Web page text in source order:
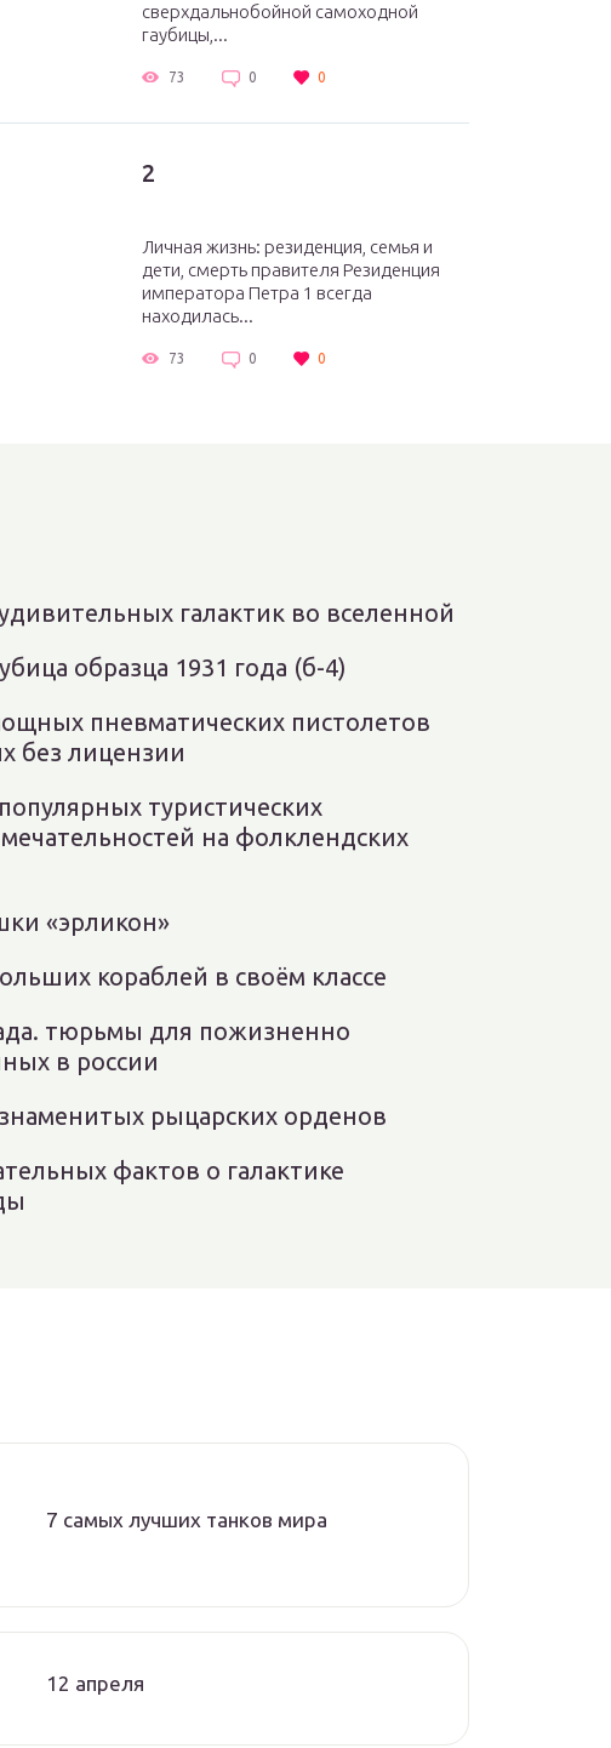
сверхдальнобойной самоходной
гаубицы,...
73 0 0
2
Личная жизнь: резиденция, семья и
дети, смерть правителя Резиденция
императора Петра 1 всегда
находилась...
73 0 0
галактик во вселенной
образца 1931 года (б-4)
пневматических пистолетов
без лицензии
туристических
на фолклендских
«эрликон»
кораблей в своём классе
тюрьмы для пожизненно
в россии
рыцарских орденов
фактов о галактике
7 самых лучших танков мира
12 апреля